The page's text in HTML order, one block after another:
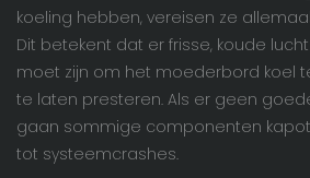
koeling hebben, vereisen ze
Dit betekent dat er frisse, koude
moet zijn om het moederbord koel
te laten presteren. Als er geen
gaan sommige componenten
tot systeemcrashes.